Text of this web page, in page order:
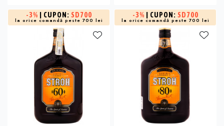
-3% | CUPON: SD700
la orice comandă peste 700 lei
-3% | CUPON: SD700
la orice comandă peste 700 lei